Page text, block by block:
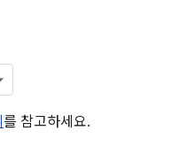
를 참고하세요.